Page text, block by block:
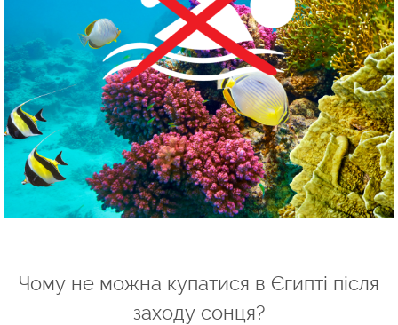
Чому не можна купатися в Єгипті після
заходу сонця?